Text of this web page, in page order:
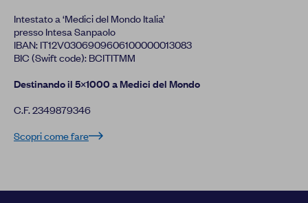
Intestato a ‘Medici del Mondo Italia’
presso Intesa Sanpaolo
IBAN: IT12V0306909606100000013083
BIC (Swift code): BCITITMM
Destinando il 5×1000 a Medici del Mondo
C.F. 2349879346
Scopri come fare